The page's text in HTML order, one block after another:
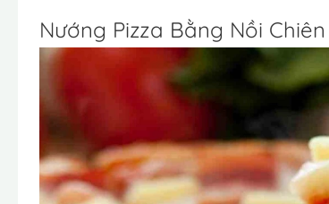
Nướng Pizza Bằng Nồi